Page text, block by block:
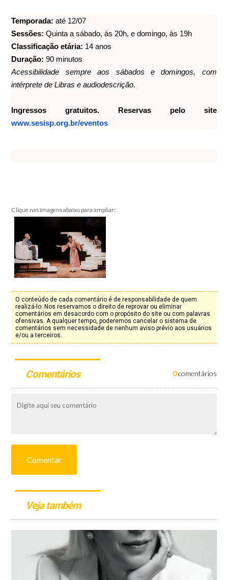
Temporada: até 12/07
Sessões:Quinta a sábado, às 20h, e domingo, às 19h
Classificação etária: 14 anos
Duração:90 minutos
Acessibilidade sempre aos sábados e domingos, com
intérprete de Libras e audiodescrição.
Ingressos gratuitos. Reservas pelo site
www.sesisp.org.br/eventos
Clique nas imagens abaixo para ampliar:
O conteúdo de cada comentário é de responsabilidade de quem
realizá-lo. Nos reservamos o direito de reprovar ou eliminar
comentários em desacordo com o propósito do site ou com palavras
ofensivas. A qualquer tempo, poderemos cancelar o sistema de
comentários sem necessidade de nenhum aviso prévio aos usuários
e/ou a terceiros.
Comentários 0comentários
Comentar
Veja também